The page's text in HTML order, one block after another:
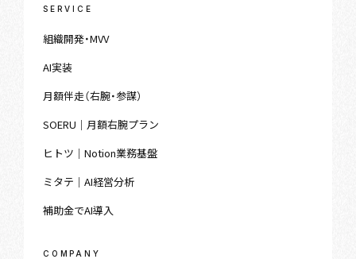
SERVICE
組織開発・MVV
AI実装
月額伴走（右腕・参謀）
SOERU｜月額右腕プラン
ヒトツ｜Notion業務基盤
ミタテ｜AI経営分析
補助金でAI導入
COMPANY